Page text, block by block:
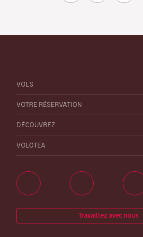
VOLS
VOTRE RÉSERVATION
DÉCOUVREZ
VOLOTEA
Travaillez avec nous